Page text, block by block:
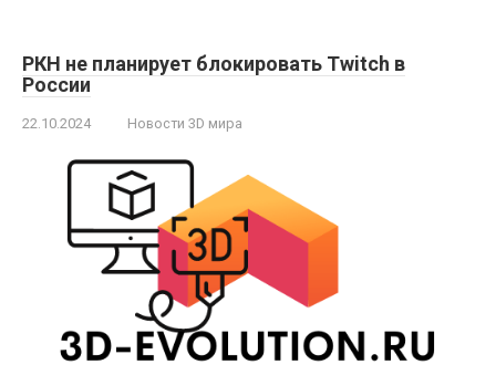
РКН не планирует блокировать Twitch в
России
22.10.2024 Новости 3D мира